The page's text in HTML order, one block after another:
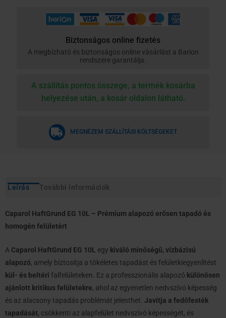
Biztonságos online fizetés
A megbízható és biztonságos online vásárlást a Barion
rendszere garantálja.
A szállítás pontos összege, a termék kosárba
helyezése után, a kosár oldalon látható.
MEGNÉZEM SZÁLLÍTÁSI KÖLTSÉGEKET
Leírás További információk
Caparol HaftGrund EG 10L – Prémium alapozó erősen tapadó és
homogén felületért
A Caparol HaftGrund EG 10L egy kiváló minőségű, vízbázisú
alapozó, amely biztosítja a tökéletes tapadást és felületkiegyenlítést
kül- és beltéri falfelületeken. Ez a professzionális alapozó különösen
ajánlott kritikus felületekre, ahol az egyenetlen nedvszívó képesség
és az alacsony tapadás problémát jelenthet. Javítja a fedőfesték
tapadását, csökkenti az alapfelület nedvszívó képességét, és